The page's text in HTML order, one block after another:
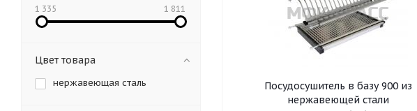
Посудосушитель в базу 900 из
нержавеющей стали
1 335 1 811
Цвет товара
нержавеющая сталь